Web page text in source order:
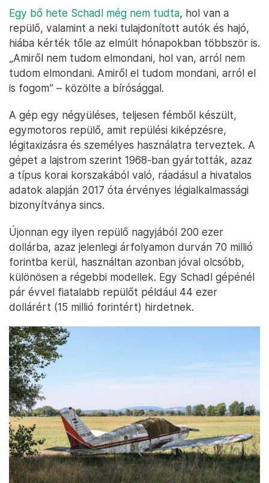
Egy bő hete Schadl még nem tudta, hol van a
repülő, valamint a neki tulajdonított autók és hajó,
hiába kérték tőle az elmúlt hónapokban többször is.
„Amiről nem tudom elmondani, hol van, arról nem
tudom elmondani. Amiről el tudom mondani, arról el
is fogom” – közölte a bírósággal.
A gép egy négyüléses, teljesen fémből készült,
egymotoros repülő, amit repülési kiképzésre,
légitaxizásra és személyes használatra terveztek. A
gépet a lajstrom szerint 1968-ban gyártották, azaz
a típus korai korszakából való, ráadásul a hivatalos
adatok alapján 2017 óta érvényes légialkalmassági
bizonyítványa sincs.
Újonnan egy ilyen repülő nagyjából 200 ezer
dollárba, azaz jelenlegi árfolyamon durván 70 millió
forintba kerül, használtan azonban jóval olcsóbb,
különösen a régebbi modellek. Egy Schadl gépénél
pár évvel fiatalabb repülőt például 44 ezer
dollárért (15 millió forintért) hirdetnek.